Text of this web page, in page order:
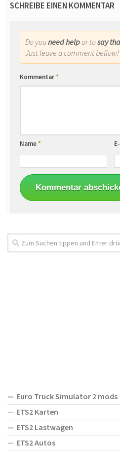
SCHREIBE EINEN KOMMENTAR
Do youneed helpor tosay
Just leave a comment bellow!
Kommentar*
Name*
Euro Truck Simulator 2 mods
ETS2 Karten
ETS2 Lastwagen
ETS2 Autos